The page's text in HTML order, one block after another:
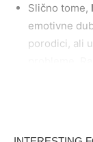
Slično tome,
emotivne
porodici, ali
no istu tu
od povrede
moraju